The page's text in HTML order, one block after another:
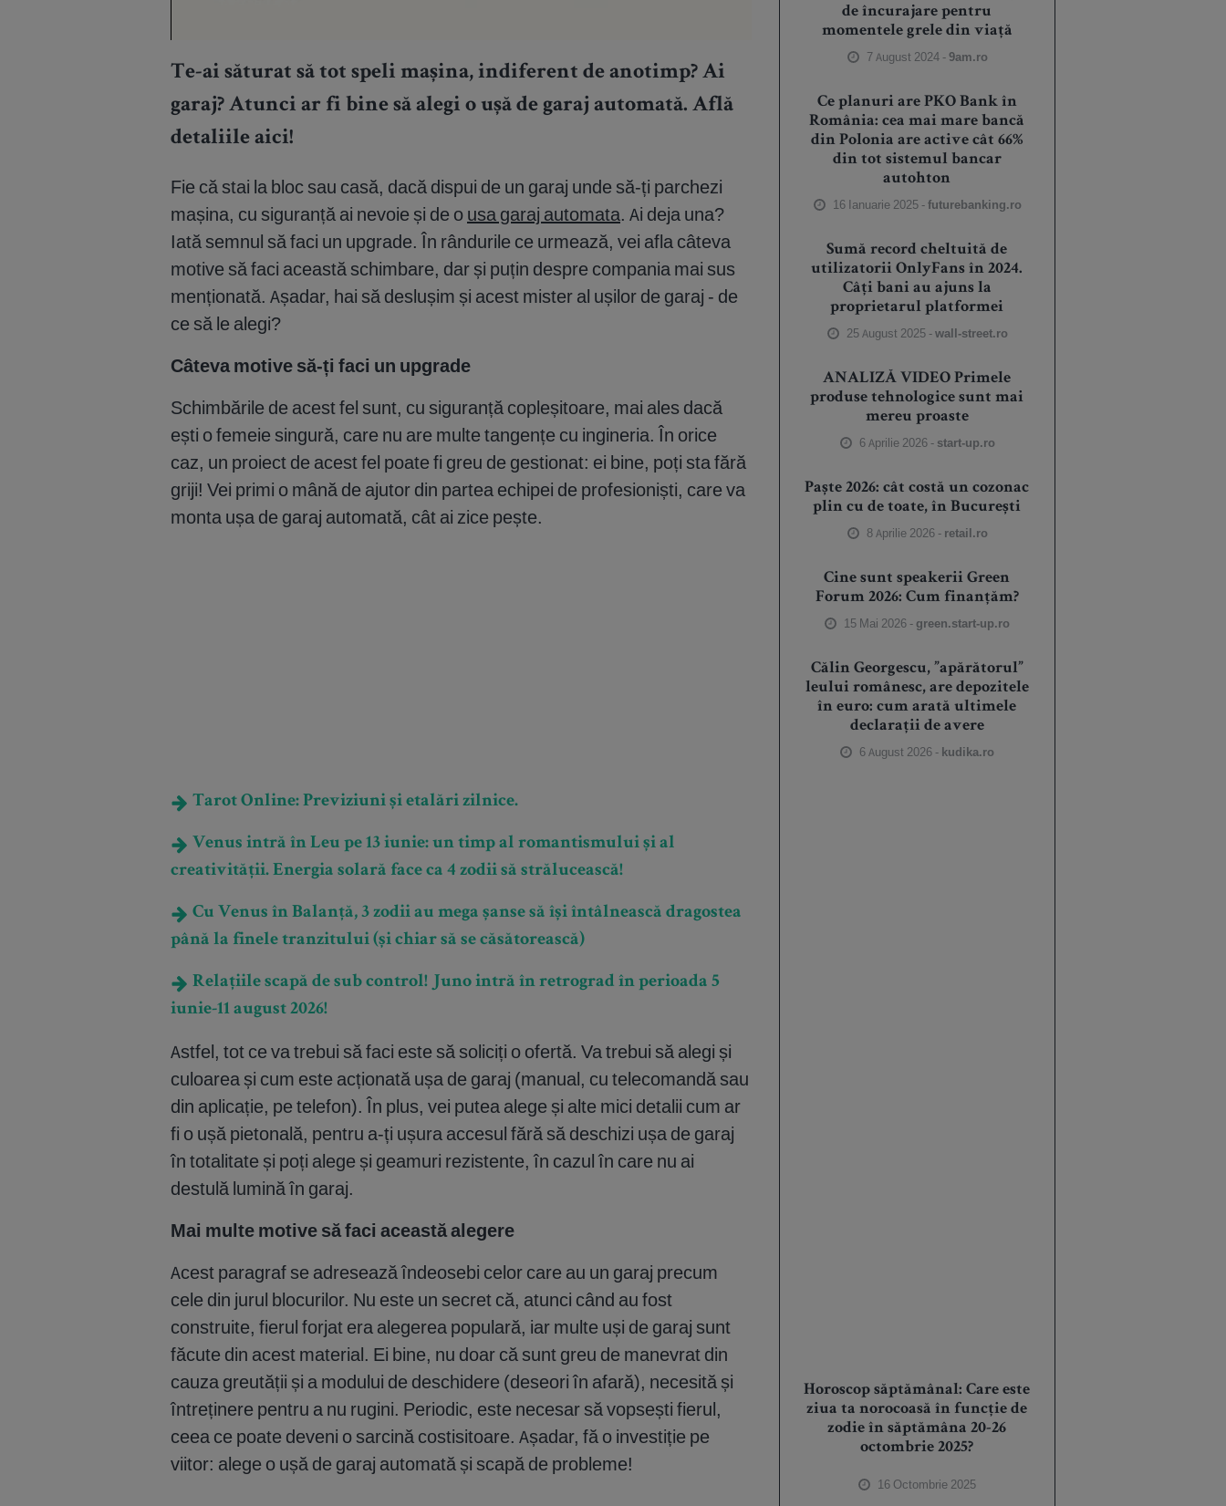
Te-ai săturat să tot speli mașina, indiferent de anotimp? Ai
garaj? Atunci ar fi bine să alegi o ușă de garaj automată. Află
detaliile aici!
Fie că stai la bloc sau casă, dacă dispui de un garaj unde să-ți parchezi
mașina, cu siguranță ai nevoie și de o usa garaj automata. Ai deja una?
Iată semnul să faci un upgrade. În rândurile ce urmează, vei afla câteva
motive să faci această schimbare, dar și puțin despre compania mai sus
menționată. Așadar, hai să deslușim și acest mister al ușilor de garaj - de
ce să le alegi?
Câteva motive să-ți faci un upgrade
Schimbările de acest fel sunt, cu siguranță copleșitoare, mai ales dacă
ești o femeie singură, care nu are multe tangențe cu ingineria. În orice
caz, un proiect de acest fel poate fi greu de gestionat: ei bine, poți sta fără
griji! Vei primi o mână de ajutor din partea echipei de profesioniști, care va
monta ușa de garaj automată, cât ai zice pește.
Tarot Online: Previziuni și etalări zilnice.
Venus intră în Leu pe 13 iunie: un timp al romantismului și al
creativității. Energia solară face ca 4 zodii să strălucească!
Cu Venus în Balanță, 3 zodii au mega șanse să își întâlnească dragostea
până la finele tranzitului (și chiar să se căsătorească)
Relațiile scapă de sub control! Juno intră în retrograd în perioada 5
iunie-11 august 2026!
Astfel, tot ce va trebui să faci este să soliciți o ofertă. Va trebui să alegi și
culoarea și cum este acționată ușa de garaj (manual, cu telecomandă sau
din aplicație, pe telefon). În plus, vei putea alege și alte mici detalii cum ar
fi o ușă pietonală, pentru a-ți ușura accesul fără să deschizi ușa de garaj
în totalitate și poți alege și geamuri rezistente, în cazul în care nu ai
destulă lumină în garaj.
Mai multe motive să faci această alegere
Acest paragraf se adresează îndeosebi celor care au un garaj precum
cele din jurul blocurilor. Nu este un secret că, atunci când au fost
construite, fierul forjat era alegerea populară, iar multe uși de garaj sunt
făcute din acest material. Ei bine, nu doar că sunt greu de manevrat din
cauza greutății și a modului de deschidere (deseori în afară), necesită și
întreținere pentru a nu rugini. Periodic, este necesar să vopsești fierul,
ceea ce poate deveni o sarcină costisitoare. Așadar, fă o investiție pe
viitor: alege o ușă de garaj automată și scapă de probleme!
de încurajare pentru
momentele grele din viață
7 August 2024 -9am.ro
Ce planuri are PKO Bank în
România: cea mai mare bancă
din Polonia are active cât 66%
din tot sistemul bancar
autohton
16 Ianuarie 2025 -futurebanking.ro
Sumă record cheltuită de
utilizatorii OnlyFans în 2024.
Câți bani au ajuns la
proprietarul platformei
25 August 2025 -wall-street.ro
ANALIZĂ VIDEO Primele
produse tehnologice sunt mai
mereu proaste
6 Aprilie 2026 - start-up.ro
Paște 2026: cât costă un cozonac
plin cu de toate, în București
8 Aprilie 2026 - retail.ro
Cine sunt speakerii Green
Forum 2026: Cum finanțăm?
15 Mai 2026 - green.start-up.ro
Călin Georgescu, ”apărătorul”
leului românesc, are depozitele
în euro: cum arată ultimele
declarații de avere
6 August 2026 - kudika.ro
Horoscop săptămânal: Care este
ziua ta norocoasă în funcție de
zodie în săptămâna 20-26
octombrie 2025?
16 Octombrie 2025